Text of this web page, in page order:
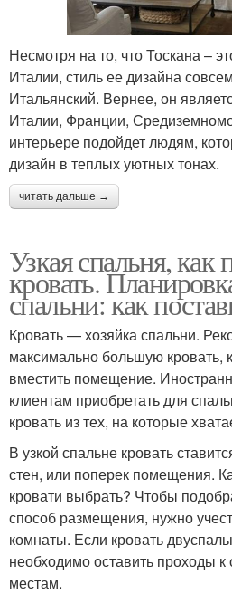
Несмотря на то, что Тоскана –
Италии, стиль ее дизайна
Итальянский. Вернее, он
Италии, Франции,
интерьере подойдет людям,
дизайн в теплых уютных тонах.
читать дальше →
Узкая спальня, как
кровать.
спальни: как
Кровать — хозяйка спальни.
максимально большую кровать,
вместить помещение.
клиентам приобретать для
кровать из тех, на которые
В узкой спальне кровать
стен, или поперек помещения.
кровати выбрать? Чтобы
способ размещения, нужно
комнаты. Если кровать
необходимо оставить проходы
местам.